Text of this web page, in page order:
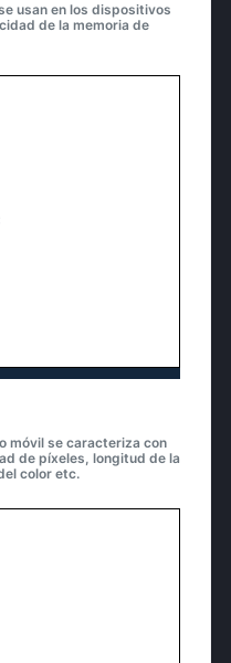
usan en los dispositivos
de la memoria de
móvil se caracteriza con
de píxeles, longitud de la
color etc.